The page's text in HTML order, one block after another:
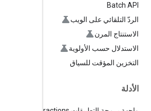
Batch API
الردّ التلقائي على الويب
الاستنتاج المرن
الاستدلال حسب الأولوية
التخزين المؤقت للسياق
الأدلة